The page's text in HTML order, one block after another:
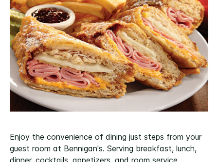
Enjoy the convenience of dining just steps from your
guest room at Bennigan's. Serving breakfast, lunch,